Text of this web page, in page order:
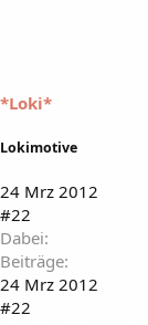
*Loki*
Lokimotive
24 Mrz 2012
#22
Dabei
Beiträge
24 Mrz 2012
#22